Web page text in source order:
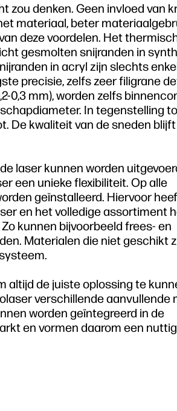
denken. Geen invloed van
materiaal, beter
deze voordelen. Het
gesmolten snijranden in
in acryl zijn slechts
precisie, zelfs zeer filigrane
0,3 mm), worden zelfs
In tegenstelling
De kwaliteit van de sneden
laser kunnen worden
een unieke flexibiliteit. Op alle
geïnstalleerd. Hiervoor
en het volledige assortiment
kunnen bijvoorbeeld frees- en
Materialen die niet geschikt
altijd de juiste oplossing te
verschillende aanvullende
worden geïntegreerd in de
en vormen daarom een